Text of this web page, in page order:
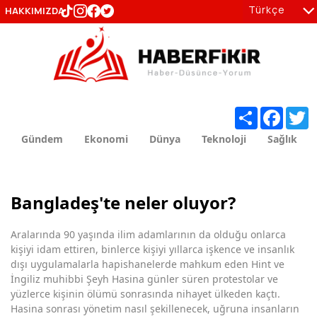
Gündem Ekonomi Dünya Teknoloji Sağlık
Bangladeş'te neler oluyor?
Aralarında 90 yaşında ilim adamlarının da olduğu onlarca
kişiyi idam ettiren, binlerce kişiyi yıllarca işkence ve insanlık
dışı uygulamalarla hapishanelerde mahkum eden Hint ve
İngiliz muhibbi Şeyh Hasina günler süren protestolar ve
yüzlerce kişinin ölümü sonrasında nihayet ülkeden kaçtı.
Hasina sonrası yönetim nasıl şekillenecek, uğruna insanların
Share
Türkçe
en
HAKKIMIZDA